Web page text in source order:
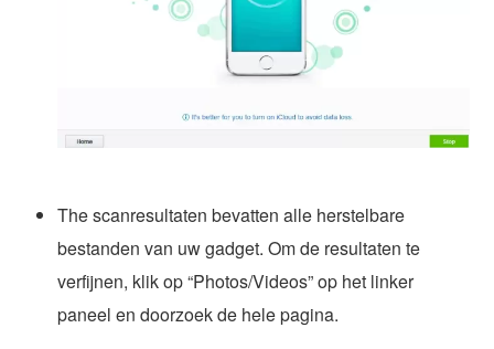
The scanresultaten bevatten alle herstelbare
bestanden van uw gadget. Om de resultaten te
verfijnen, klik op “Photos/Videos” op het linker
paneel en doorzoek de hele pagina.